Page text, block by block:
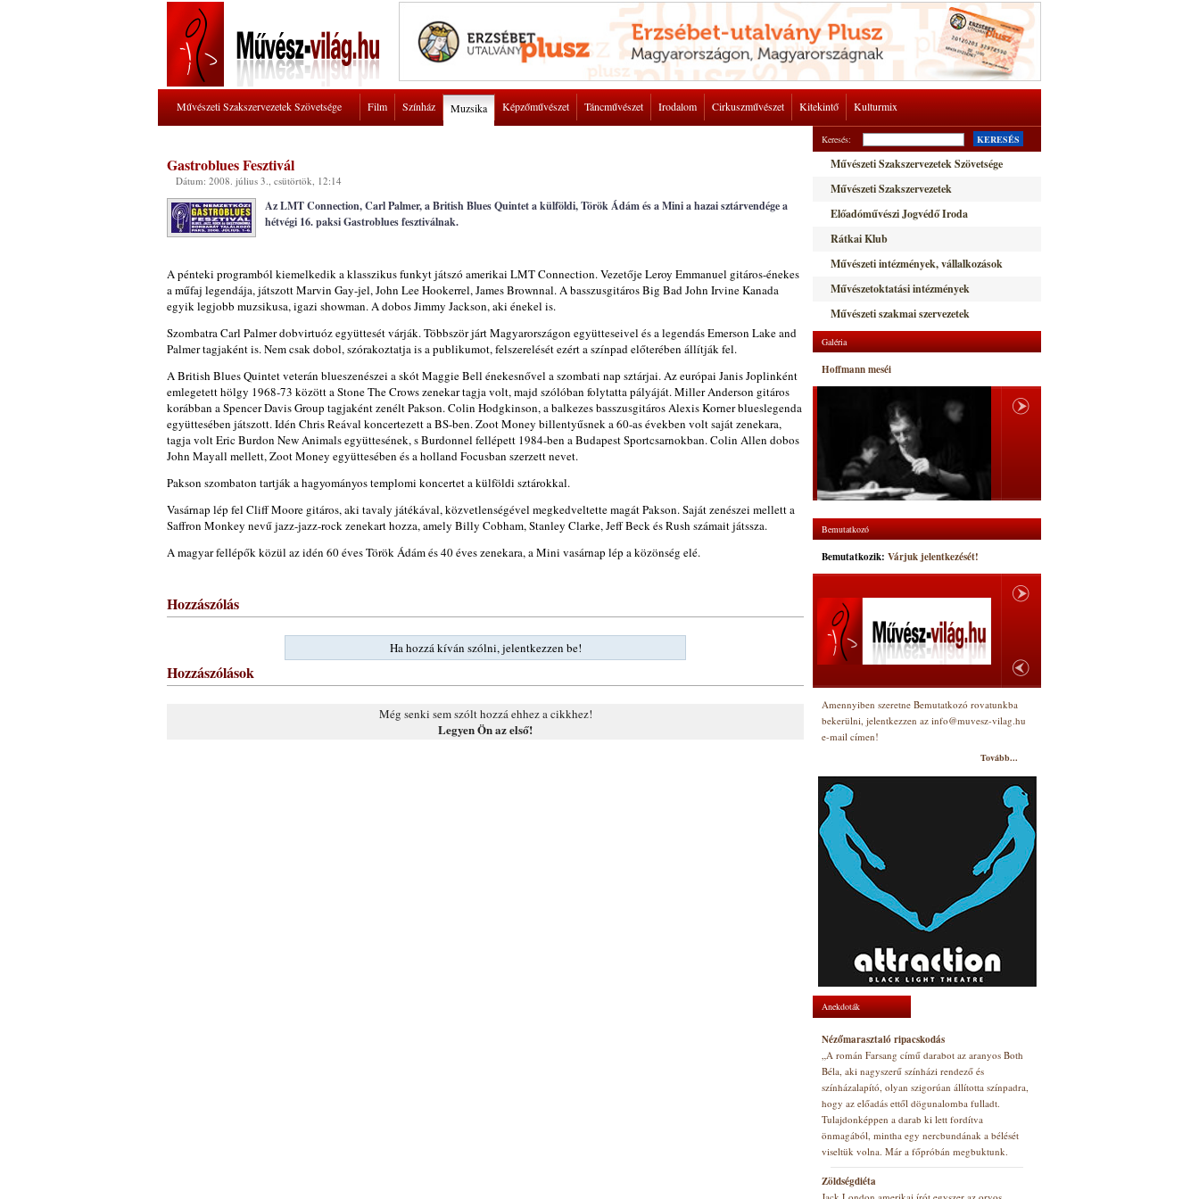
Művészeti Szakszervezetek Szövetsége Film Színház Muzsika Képzőművészet Táncművészet Irodalom Cirkuszművészet Kitekintő Kulturmix
Gastroblues Fesztivál
Dátum: 2008. július 3., csütörtök, 12:14
Az LMT Connection, Carl Palmer, a British Blues Quintet a külföldi, Török Ádám és a Mini a hazai sztárvendége a
hétvégi 16. paksi Gastroblues fesztiválnak.
A pénteki programból kiemelkedik a klasszikus funkyt játszó amerikai LMT Connection. Vezetője Leroy Emmanuel gitáros-énekes
a műfaj legendája, játszott Marvin Gay-jel, John Lee Hookerrel, James Brownnal. A basszusgitáros Big Bad John Irvine Kanada
egyik legjobb muzsikusa, igazi showman. A dobos Jimmy Jackson, aki énekel is.
Szombatra Carl Palmer dobvirtuóz együttesét várják. Többször járt Magyarországon együtteseivel és a legendás Emerson Lake and
Palmer tagjaként is. Nem csak dobol, szórakoztatja is a publikumot, felszerelését ezért a színpad előterében állítják fel.
A British Blues Quintet veterán blueszenészei a skót Maggie Bell énekesnővel a szombati nap sztárjai. Az európai Janis Joplinként
emlegetett hölgy 1968-73 között a Stone The Crows zenekar tagja volt, majd szólóban folytatta pályáját. Miller Anderson gitáros
korábban a Spencer Davis Group tagjaként zenélt Pakson. Colin Hodgkinson, a balkezes basszusgitáros Alexis Korner blueslegenda
együttesében játszott. Idén Chris Reával koncertezett a BS-ben. Zoot Money billentyűsnek a 60-as években volt saját zenekara,
tagja volt Eric Burdon New Animals együttesének, s Burdonnel fellépett 1984-ben a Budapest Sportcsarnokban. Colin Allen dobos
John Mayall mellett, Zoot Money együttesében és a holland Focusban szerzett nevet.
Pakson szombaton tartják a hagyományos templomi koncertet a külföldi sztárokkal.
Vasárnap lép fel Cliff Moore gitáros, aki tavaly játékával, közvetlenségével megkedveltette magát Pakson. Saját zenészei mellett a
Saffron Monkey nevű jazz-jazz-rock zenekart hozza, amely Billy Cobham, Stanley Clarke, Jeff Beck és Rush számait játssza.
A magyar fellépők közül az idén 60 éves Török Ádám és 40 éves zenekara, a Mini vasárnap lép a közönség elé.
Hozzászólás
Ha hozzá kíván szólni, jelentkezzen be!
Hozzászólások
Még senki sem szólt hozzá ehhez a cikkhez!
Legyen Ön az első!
Keresés: KERESÉS
Művészeti Szakszervezetek Szövetsége
Művészeti Szakszervezetek
Előadóművészi Jogvédő Iroda
Rátkai Klub
Művészeti intézmények, vállalkozások
Művészetoktatási intézmények
Művészeti szakmai szervezetek
Galéria
Hoffmann meséi
Bemutatkozó
Bemutatkozik: Várjuk jelentkezését!
Amennyiben szeretne Bemutatkozó rovatunkba
bekerülni, jelentkezzen az info@muvesz-vilag.hu
e-mail címen!
Tovább...
Anekdoták
Nézőmarasztaló ripacskodás
„A román Farsang című darabot az aranyos Both
Béla, aki nagyszerű színházi rendező és
színházalapító, olyan szigorúan állította színpadra,
hogy az előadás ettől dögunalomba fulladt.
Tulajdonképpen a darab ki lett fordítva
önmagából, mintha egy nercbundának a bélését
viseltük volna. Már a főpróbán megbuktunk.
Zöldségdiéta